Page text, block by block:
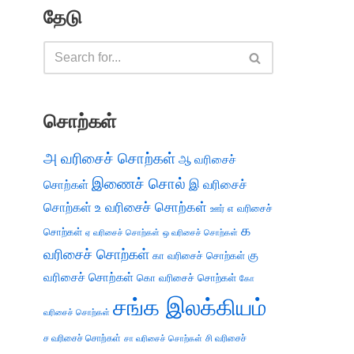
தேடு
சொற்கள்
அ வரிசைச் சொற்கள் ஆ வரிசைச்
சொற்கள் இணைச் சொல் இ வரிசைச்
சொற்கள் உ வரிசைச் சொற்கள் ஊர் எ வரிசைச்
சொற்கள் ஏ வரிசைச் சொற்கள் ஒ வரிசைச் சொற்கள் க
வரிசைச் சொற்கள் கா வரிசைச் சொற்கள் கு
வரிசைச் சொற்கள் கொ வரிசைச் சொற்கள் கோ
வரிசைச் சொற்கள் சங்க இலக்கியம்
ச வரிசைச் சொற்கள் சா வரிசைச் சொற்கள் சி வரிசைச்